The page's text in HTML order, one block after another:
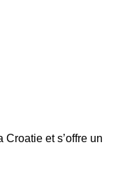
et s’offre un